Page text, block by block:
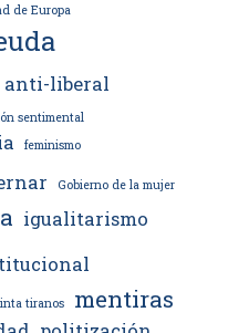
de Europa
anti-liberal
sentimental
feminismo
Gobierno de la mujer
igualitarismo
tiranos mentiras